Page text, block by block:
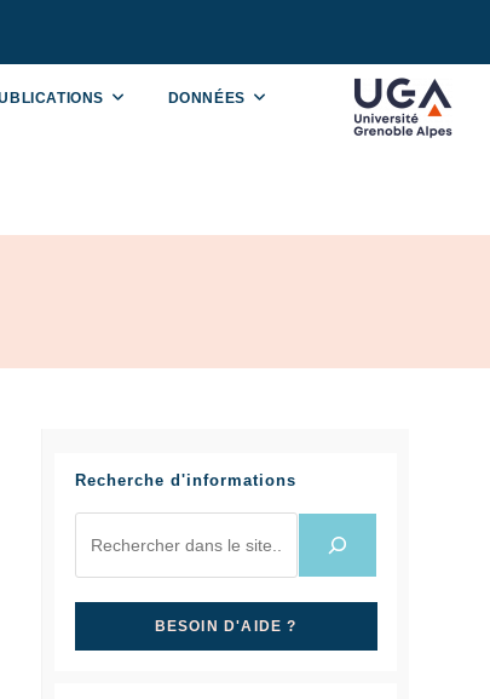
DONNÉES
Recherche d'informations
BESOIN D'AIDE ?